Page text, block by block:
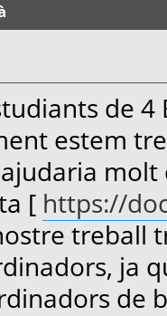
de 4
estem
[ https://
treball
ja
de